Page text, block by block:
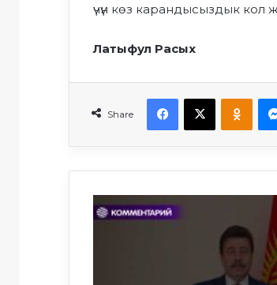
үчүн көз карандысыздык кол
Латыфул Расых
Share
Facebook
X
Орусиянын
миграциялык